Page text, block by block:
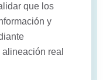
que los
y
real